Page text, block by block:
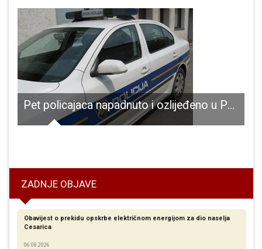
Pet policajaca napadnuto i ozlijeđeno u Podumu
ZADNJE OBJAVE
Obavijest o prekidu opskrbe električnom energijom za dio naselja
Cesarica
06.08.2026